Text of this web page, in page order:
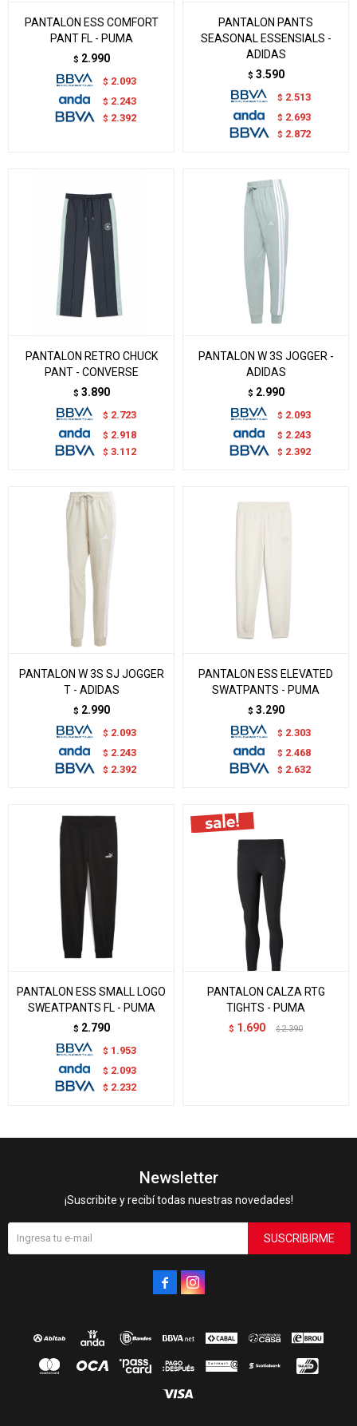
PANTALON ESS COMFORT
PANT FL - PUMA
$ 2.990
$ 2.093
$ 2.243
$ 2.392
PANTALON PANTS
SEASONAL ESSENSIALS -
ADIDAS
$ 3.590
$ 2.513
$ 2.693
$ 2.872
PANTALON RETRO CHUCK
PANT - CONVERSE
$ 3.890
$ 2.723
$ 2.918
$ 3.112
PANTALON W 3S JOGGER -
ADIDAS
$ 2.990
$ 2.093
$ 2.243
$ 2.392
PANTALON W 3S SJ JOGGER
T - ADIDAS
$ 2.990
$ 2.093
$ 2.243
$ 2.392
PANTALON ESS ELEVATED
SWATPANTS - PUMA
$ 3.290
$ 2.303
$ 2.468
$ 2.632
PANTALON ESS SMALL LOGO
SWEATPANTS FL - PUMA
$ 2.790
$ 1.953
$ 2.093
$ 2.232
PANTALON CALZA RTG
TIGHTS - PUMA
$ 1.690 $ 2.390
Newsletter
¡Suscribite y recibí todas nuestras novedades!
SUSCRIBIRME
 